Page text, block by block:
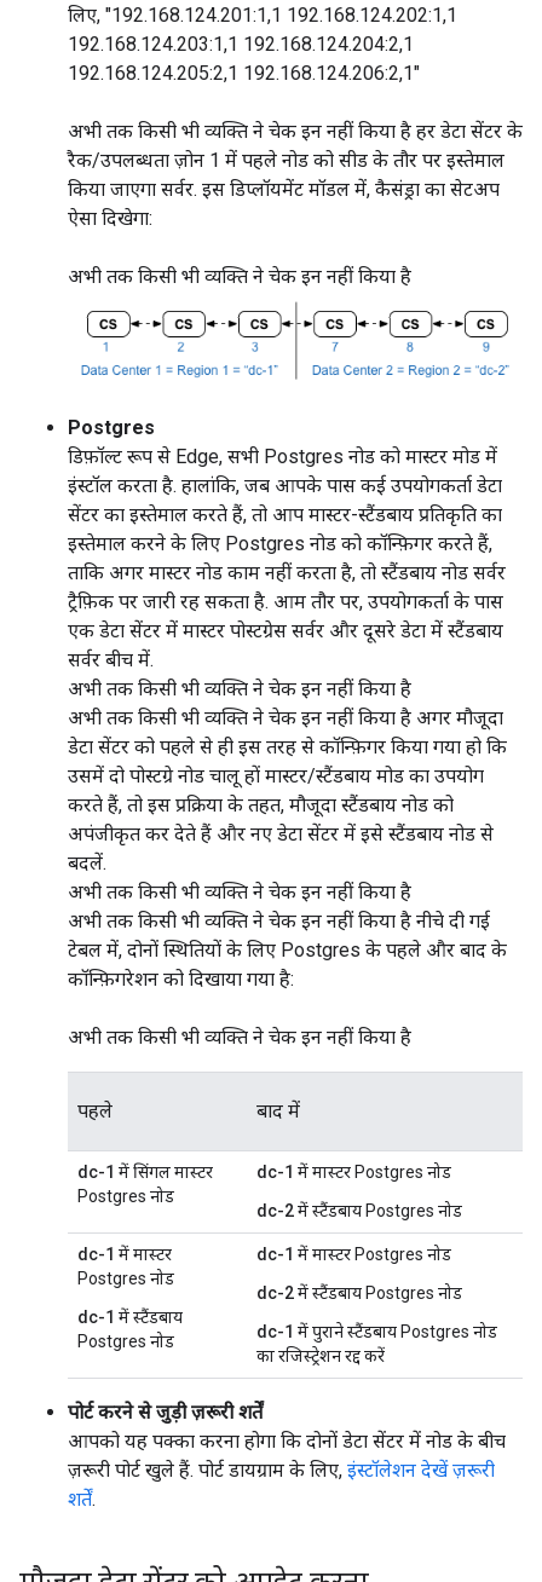
लिए, "192.168.124.201:1,1 192.168.124.202:1,1
192.168.124.203:1,1 192.168.124.204:2,1
192.168.124.205:2,1 192.168.124.206:2,1"
अभी तक किसी भी व्यक्ति ने चेक इन नहीं किया है हर डेटा सेंटर के
रैक/उपलब्धता ज़ोन 1 में पहले नोड को सीड के तौर पर इस्तेमाल
किया जाएगा सर्वर. इस डिप्लॉयमेंट मॉडल में, कैसंड्रा का सेटअप
ऐसा दिखेगा:
अभी तक किसी भी व्यक्ति ने चेक इन नहीं किया है
Postgres
डिफ़ॉल्ट रूप से Edge, सभी Postgres नोड को मास्टर मोड में
इंस्टॉल करता है. हालांकि, जब आपके पास कई उपयोगकर्ता डेटा
सेंटर का इस्तेमाल करते हैं, तो आप मास्टर-स्टैंडबाय प्रतिकृति का
इस्तेमाल करने के लिए Postgres नोड को कॉन्फ़िगर करते हैं,
ताकि अगर मास्टर नोड काम नहीं करता है, तो स्टैंडबाय नोड सर्वर
ट्रैफ़िक पर जारी रह सकता है. आम तौर पर, उपयोगकर्ता के पास
एक डेटा सेंटर में मास्टर पोस्टग्रेस सर्वर और दूसरे डेटा में स्टैंडबाय
सर्वर बीच में.
अभी तक किसी भी व्यक्ति ने चेक इन नहीं किया है
अभी तक किसी भी व्यक्ति ने चेक इन नहीं किया है अगर मौजूदा
डेटा सेंटर को पहले से ही इस तरह से कॉन्फ़िगर किया गया हो कि
उसमें दो पोस्टग्रे नोड चालू हों मास्टर/स्टैंडबाय मोड का उपयोग
करते हैं, तो इस प्रक्रिया के तहत, मौजूदा स्टैंडबाय नोड को
अपंजीकृत कर देते हैं और नए डेटा सेंटर में इसे स्टैंडबाय नोड से
बदलें.
अभी तक किसी भी व्यक्ति ने चेक इन नहीं किया है
अभी तक किसी भी व्यक्ति ने चेक इन नहीं किया है नीचे दी गई
टेबल में, दोनों स्थितियों के लिए Postgres के पहले और बाद के
कॉन्फ़िगरेशन को दिखाया गया है:
अभी तक किसी भी व्यक्ति ने चेक इन नहीं किया है
पहले बाद में
dc-1 में सिंगल मास्टर
Postgres नोड
dc-1 में मास्टर Postgres नोड
dc-2में स्टैंडबाय Postgres नोड
dc-1 में मास्टर
Postgres नोड
dc-1 में स्टैंडबाय
Postgres नोड
dc-1 में मास्टर Postgres नोड
dc-2में स्टैंडबाय Postgres नोड
dc-1 में पुराने स्टैंडबाय Postgres नोड
का रजिस्ट्रेशन रद्द करें
पोर्ट करने से जुड़ी ज़रूरी शर्तें
आपको यह पक्का करना होगा कि दोनों डेटा सेंटर में नोड के बीच
ज़रूरी पोर्ट खुले हैं. पोर्ट डायग्राम के लिए, इंस्टॉलेशन देखें ज़रूरी
शर्तें.